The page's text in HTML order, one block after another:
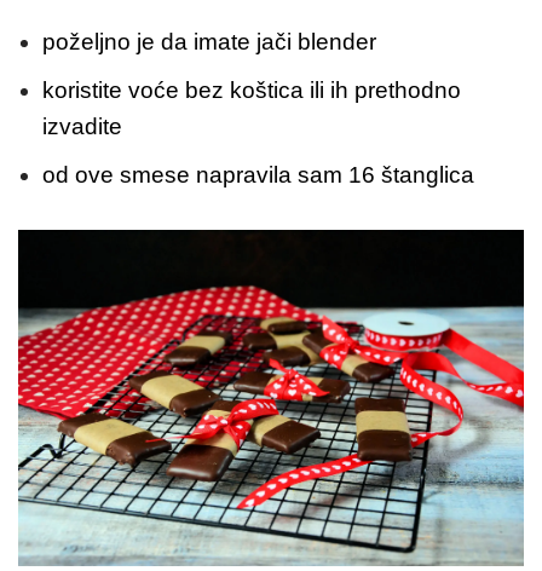
poželjno je da imate jači blender
koristite voće bez koštica ili ih prethodno
izvadite
od ove smese napravila sam 16 štanglica